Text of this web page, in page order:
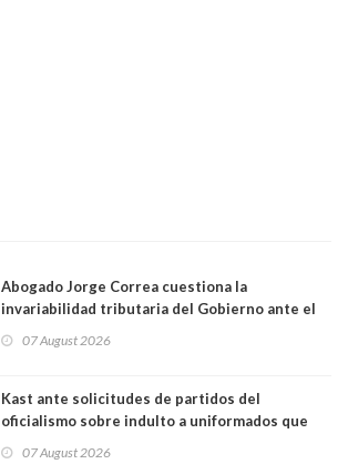
Abogado Jorge Correa cuestiona la
invariabilidad tributaria del Gobierno ante el
democracia” y "defendemos la alternancia en el
07 August 2026
Kast ante solicitudes de partidos del
oficialismo sobre indulto a uniformados que
07 August 2026